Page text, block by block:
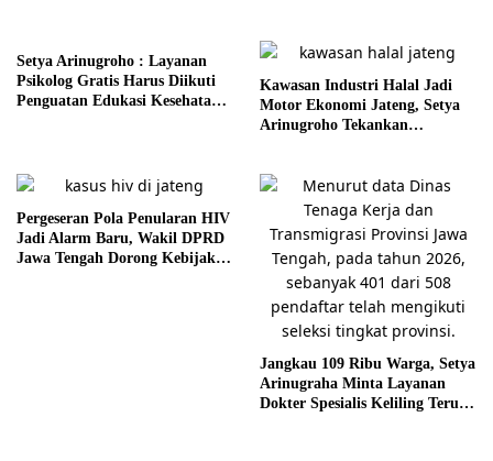
Setya Arinugroho : Layanan
Psikolog Gratis Harus Diikuti
Penguatan Edukasi Kesehatan
Kawasan Industri Halal Jadi
Motor Ekonomi Jateng, Setya
Arinugroho Tekankan
Pergeseran Pola Penularan HIV
Jadi Alarm Baru, Wakil DPRD
Jawa Tengah Dorong Kebijakan
Jangkau 109 Ribu Warga, Setya
Arinugraha Minta Layanan
Dokter Spesialis Keliling Terus